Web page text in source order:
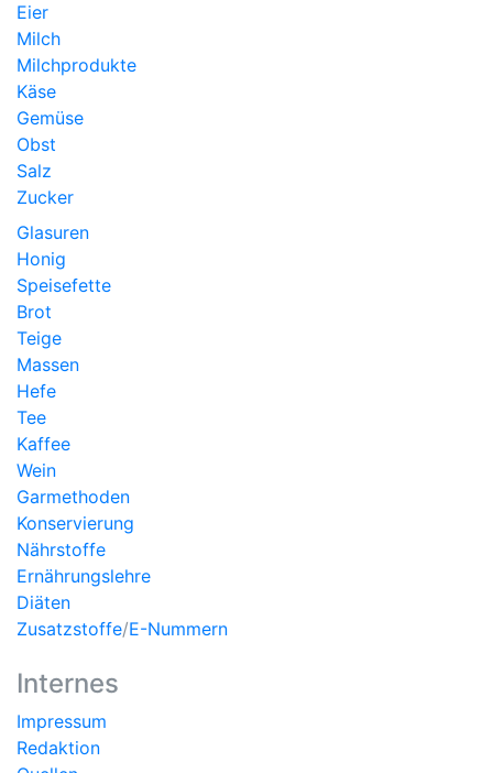
Eier
Milch
Milchprodukte
Käse
Gemüse
Obst
Salz
Zucker
Glasuren
Honig
Speisefette
Brot
Teige
Massen
Hefe
Tee
Kaffee
Wein
Garmethoden
Konservierung
Nährstoffe
Ernährungslehre
Diäten
Zusatzstoffe/E-Nummern
Internes
Impressum
Redaktion